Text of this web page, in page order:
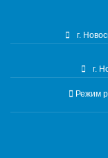
г.
г.
Режим